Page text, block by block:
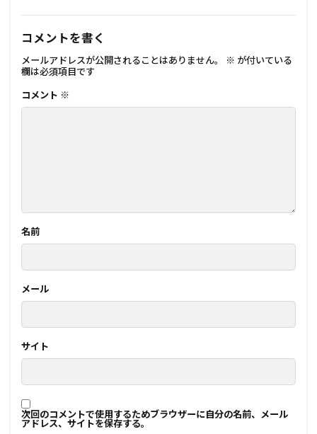
コメントを書く
メールアドレスが公開されることはありません。 ※ が付いている
欄は必須項目です
コメント ※
名前
メール
サイト
次回のコメントで使用するためブラウザーに自分の名前、メール
アドレス、サイトを保存する。